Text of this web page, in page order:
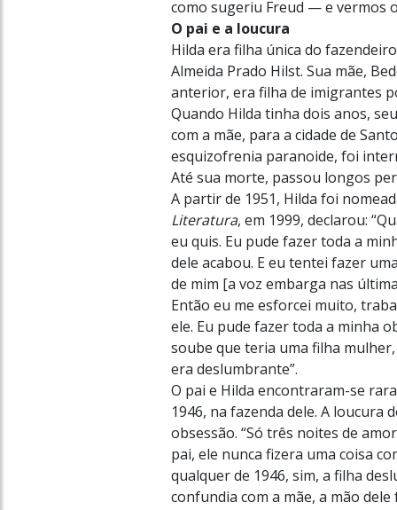
como sugeriu Freud — e vermos
O pai e a loucura
Hilda era filha única do
Almeida Prado Hilst. Sua mãe,
anterior, era filha de imigrantes
Quando Hilda tinha dois anos,
com a mãe, para a cidade de
esquizofrenia paranoide, foi
Até sua morte, passou longos
A partir de 1951, Hilda foi
Literatura, em 1999, declarou:
eu quis. Eu pude fazer toda a
dele acabou. E eu tentei fazer
de mim [a voz embarga nas
Então eu me esforcei muito,
ele. Eu pude fazer toda a minha
soube que teria uma filha mulher,
era deslumbrante”.
O pai e Hilda encontraram-se
1946, na fazenda dele. A loucura
obsessão. “Só três noites de
pai, ele nunca fizera uma coisa
qualquer de 1946, sim, a filha
confundia com a mãe, a mão